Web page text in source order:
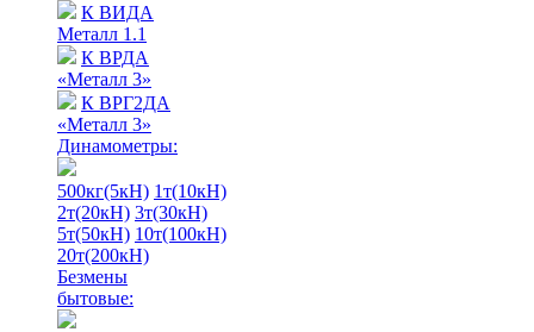
К ВИДА
Металл 1.1
К ВРДА
«Металл 3»
К ВРГ2ДА
«Металл 3»
Динамометры:
500кг(5кН) 1т(10кН)
2т(20кН) 3т(30кН)
5т(50кН) 10т(100кН)
20т(200кН)
Безмены
бытовые: